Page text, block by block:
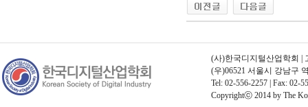
(사)한국디지털산업학회 |
(우)06521 서울시 강남구
Tel: 02-556-2257 | Fax: 02-
Copyrightⓒ 2014 by The